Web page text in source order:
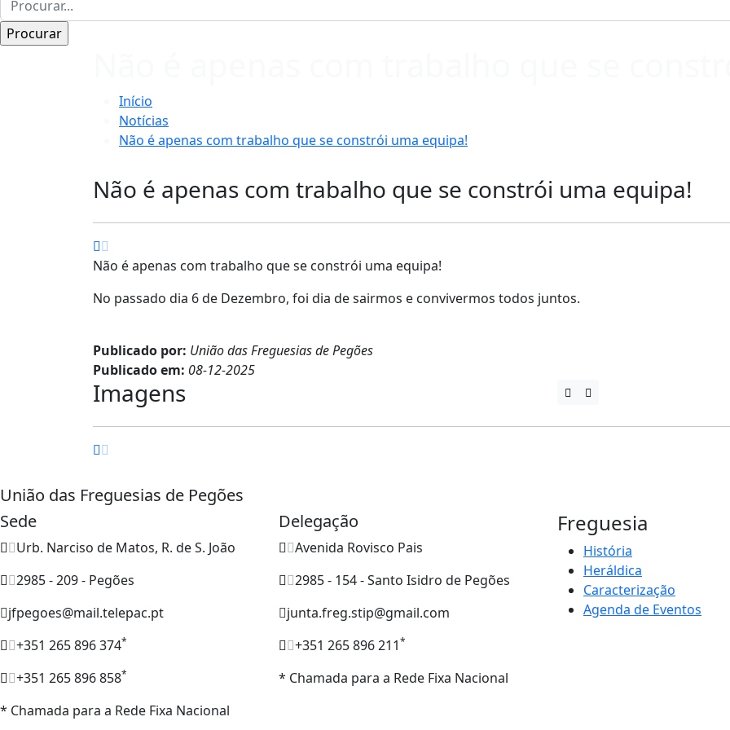
Início
Notícias
Não é apenas com trabalho que se constrói uma equipa!
Não é apenas com trabalho que se constrói uma equipa!
Não é apenas com trabalho que se constrói uma equipa!
No passado dia 6 de Dezembro, foi dia de sairmos e convivermos todos juntos.
Publicado por: União das Freguesias de Pegões
Publicado em: 08-12-2025
Imagens
União das Freguesias de Pegões
Sede
Urb. Narciso de Matos, R. de S. João
2985 - 209 - Pegões
jfpegoes@mail.telepac.pt
+351 265 896 374*
+351 265 896 858*
* Chamada para a Rede Fixa Nacional
Delegação
Avenida Rovisco Pais
2985 - 154 - Santo Isidro de Pegões
junta.freg.stip@gmail.com
+351 265 896 211*
* Chamada para a Rede Fixa Nacional
Freguesia
História
Heráldica
Caracterização
Agenda de Eventos